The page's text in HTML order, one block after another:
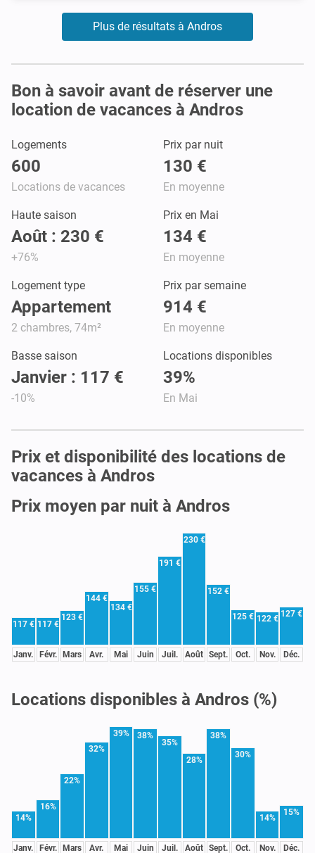
Plus de résultats à Andros
Bon à savoir avant de réserver une
location de vacances à Andros
Logements
600
Locations de vacances
Prix par nuit
130 €
En moyenne
Haute saison
Août : 230 €
+76%
Prix en Mai
134 €
En moyenne
Logement type
Appartement
2 chambres, 74m²
Prix par semaine
914 €
En moyenne
Basse saison
Janvier : 117 €
-10%
Locations disponibles
39%
En Mai
Prix et disponibilité des locations de
vacances à Andros
Prix moyen par nuit à Andros
117 €
Janv.
117 €
Févr.
123 €
Mars
144 €
Avr.
134 €
Mai
155 €
Juin
191 €
Juil.
230 €
Août
152 €
Sept.
125 €
Oct.
122 €
Nov.
127 €
Déc.
Locations disponibles à Andros (%)
14%
Janv.
16%
Févr.
22%
Mars
32%
Avr.
39%
Mai
38%
Juin
35%
Juil.
28%
Août
38%
Sept.
30%
Oct.
14%
Nov.
15%
Déc.